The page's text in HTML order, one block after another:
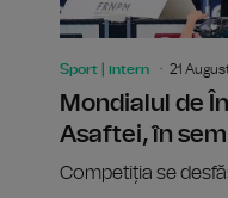
Sport | intern 21
Mondialul de
Asaftei, în
Competiția se